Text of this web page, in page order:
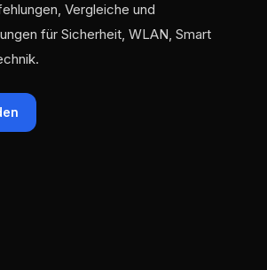
Vergleiche und
für Sicherheit, WLAN, Smart